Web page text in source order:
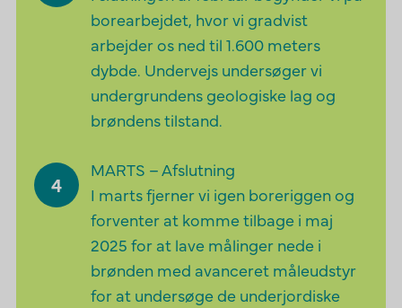
borearbejdet, hvor vi gradvist
arbejder os ned til 1.600 meters
dybde. Undervejs undersøger vi
undergrundens geologiske lag og
brøndens tilstand.
MARTS – Afslutning
I marts fjerner vi igen boreriggen og
forventer at komme tilbage i maj
2025 for at lave målinger nede i
brønden med avanceret måleudstyr
for at undersøge de underjordiske